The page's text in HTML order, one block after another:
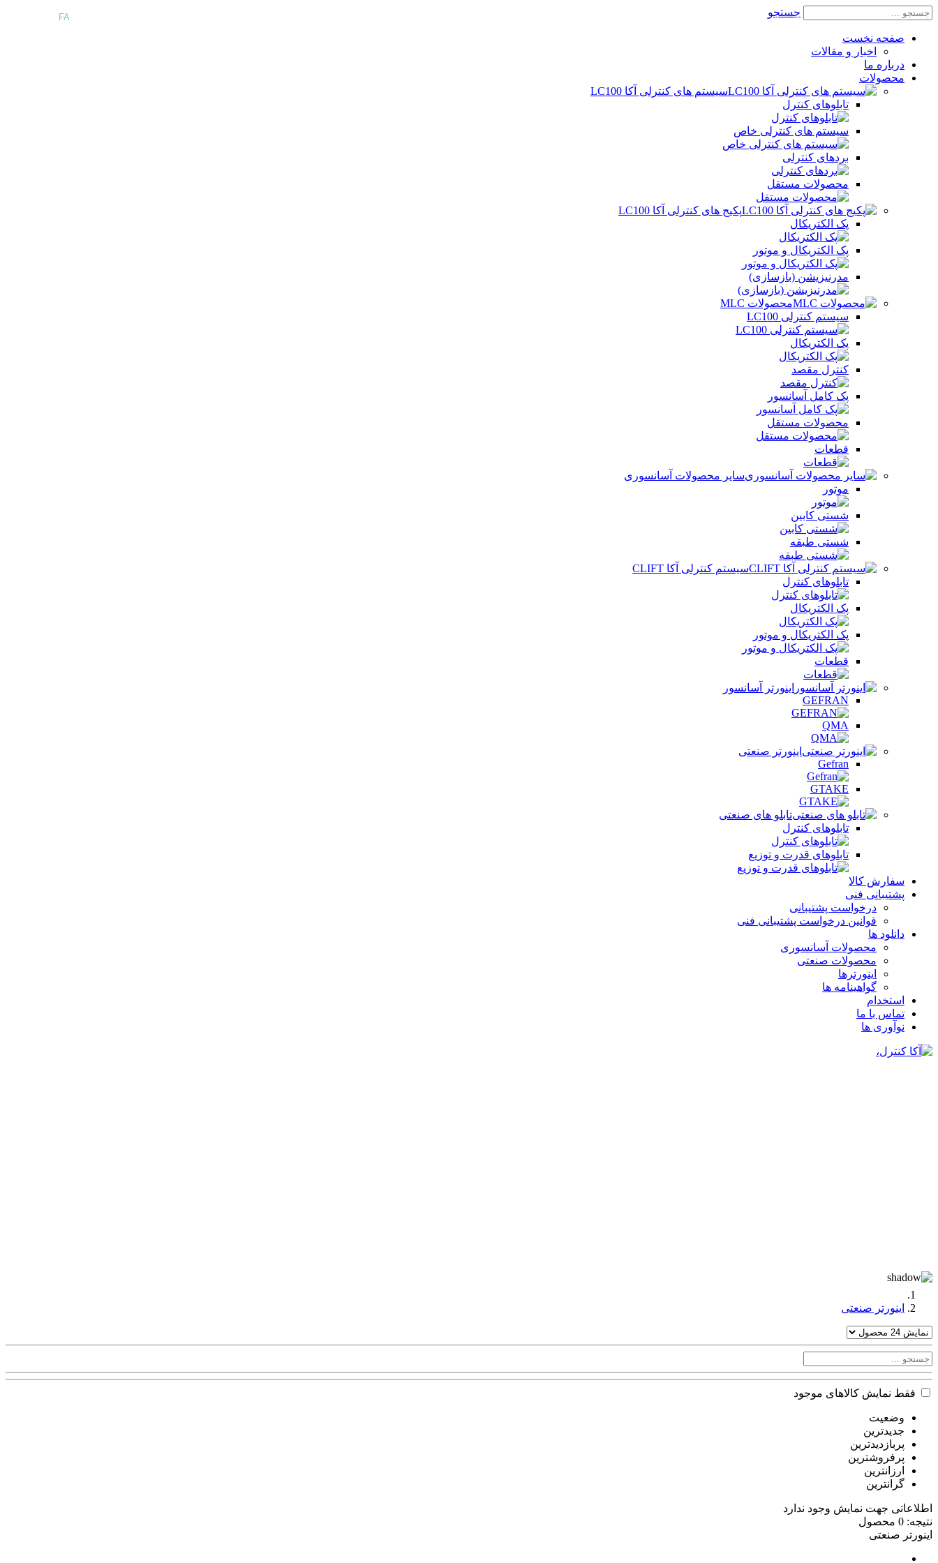
FA جستجو
صفحه نخست
اخبار و مقالات
درباره ما
محصولات
سیستم های کنترلی آکا LC100
تابلوهای کنترل
سیستم های کنترلی خاص
بردهای کنترلی
محصولات مستقل
پکیج های کنترلی آکا LC100
پک الکتریکال
پک الکتریکال و موتور
مدرنیزیشن (بازسازی)
محصولات MLC
سیستم کنترلی LC100
پک الکتریکال
کنترل مقصد
پک کامل آسانسور
محصولات مستقل
قطعات
سایر محصولات آسانسوری
موتور
شستی کابین
شستی طبقه
سیستم کنترلی آکا CLIFT
تابلوهای کنترل
پک الکتریکال
پک الکتریکال و موتور
قطعات
اینورتر آسانسور
GEFRAN
QMA
اینورتر صنعتی
Gefran
GTAKE
تابلو های صنعتی
تابلوهای کنترل
تابلوهای قدرت و توزیع
سفارش کالا
پشتیبانی فنی
درخواست پشتیبانی
قوانین درخواست پشتیبانی فنی
دانلود ها
محصولات آسانسوری
محصولات صنعتی
اینورترها
گواهینامه ها
استخدام
تماس با ما
نوآوری ها
اینورتر صنعتی
فقط نمایش کالاهای موجود
وضعیت
جدیدترین
پربازدیدترین
پرفروشترین
ارزانترین
گرانترین
اطلاعاتی جهت نمایش وجود ندارد
نتیجه: 0 محصول
اینورتر صنعتی